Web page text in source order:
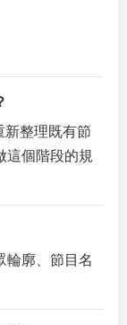
新整理既有節
這個階段的規
輪廓、節目名